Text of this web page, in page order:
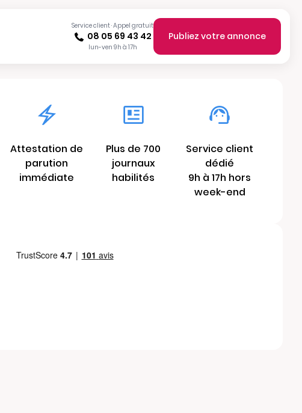
Service client · Appel gratuit
08 05 69 43 42
lun-ven 9h à 17h
Publiez votre annonce
Attestation de
parution
immédiate
Plus de 700
journaux
habilités
Service client
dédié
9h à 17h hors
week-end